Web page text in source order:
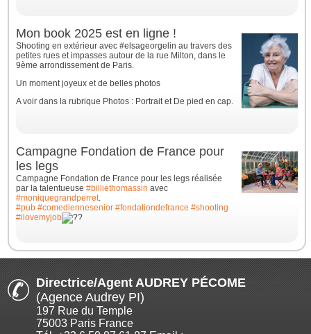
Mon book 2025 est en ligne !
Shooting en extérieur avec #elsageorgelin au travers des
petites rues et impasses autour de la rue Milton, dans le
9ème arrondissement de Paris.
Un moment joyeux et de belles photos
A voir dans la rubrique Photos : Portrait et De pied en cap.
Campagne Fondation de France pour
les legs
Campagne Fondation de France pour les legs réalisée
par la talentueuse#billiethomassin avec
#moniquegrandperret.
#pub #comediennesenior #fondationdefrance #shooting
#ilovemyjob
Directrice/Agent AUDREY PÉCOME
(Agence Audrey PI)
197 Rue du Temple
75003 Paris France